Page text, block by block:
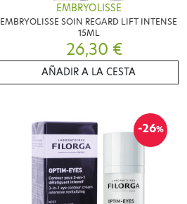
EMBRYOLISSE
EMBRYOLISSE SOIN REGARD LIFT INTENSE
15ML
26,30 €
AÑADIR A LA CESTA
-26%